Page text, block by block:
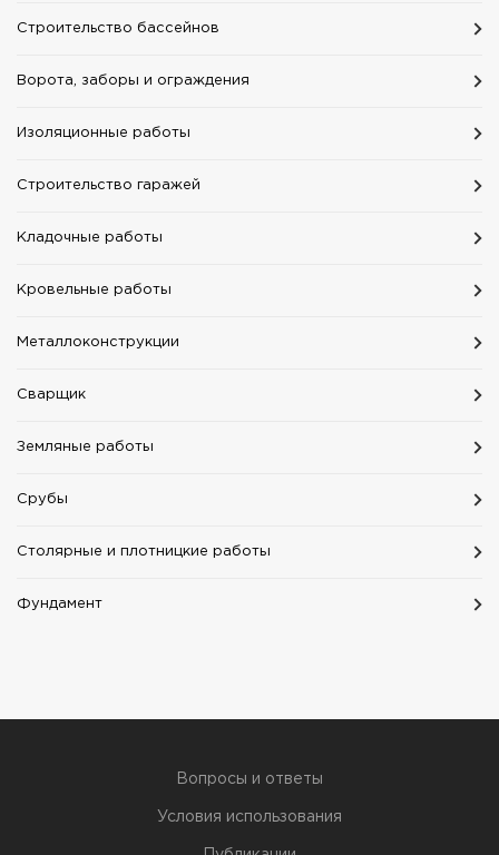
Строительство бассейнов
Ворота, заборы и ограждения
Изоляционные работы
Строительство гаражей
Кладочные работы
Кровельные работы
Mеталлоконструкции
Сварщик
Земляные работы
Срубы
Столярные и плотницкие работы
Фундамент
Вопросы и ответы
Условия использования